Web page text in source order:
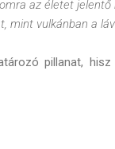
az életet jelentő
mint vulkánban a
pillanat,